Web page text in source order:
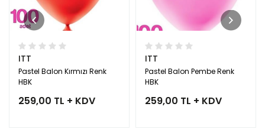
ITT
Pastel Balon Kırmızı Renk
HBK
259,00 TL + KDV
ITT
Pastel Balon Pembe Renk
HBK
259,00 TL + KDV